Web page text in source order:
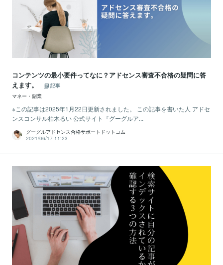
コンテンツの最小要件ってなに？アドセンス審査不合格の疑問に答
えます。
記事
マネー・副業
※この記事は2025年1月22日更新されました。 この記事を書いた人 アドセ
ンスコンサル柏木るい 公式サイト『グーグルア...
グーグルアドセンス合格サポートドットコム
2021/06/17 11:23